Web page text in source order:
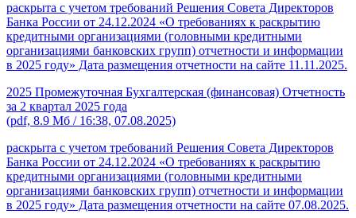
раскрыта с учетом требований Решения Совета Директоров
Банка России от 24.12.2024 «О требованиях к раскрытию
кредитными организациями (головными кредитными
организациями банковских групп) отчетности и информации
в 2025 году» Дата размещения отчетности на сайте 11.11.2025.
2025 Промежуточная Бухгалтерская (финансовая) Отчетность
за 2 квартал 2025 года
(pdf, 8.9 Мб / 16:38, 07.08.2025)
раскрыта с учетом требований Решения Совета Директоров
Банка России от 24.12.2024 «О требованиях к раскрытию
кредитными организациями (головными кредитными
организациями банковских групп) отчетности и информации
в 2025 году» Дата размещения отчетности на сайте 07.08.2025.